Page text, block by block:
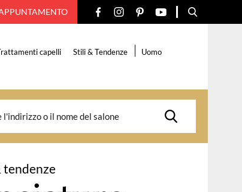
capelli Stili & Tendenze Uomo
tendenze